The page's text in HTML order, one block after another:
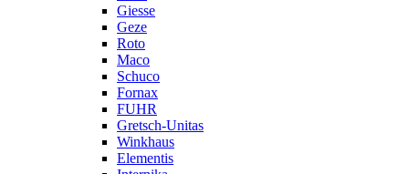
Giesse
Geze
Roto
Maco
Schuco
Fornax
FUHR
Gretsch-Unitas
Winkhaus
Elementis